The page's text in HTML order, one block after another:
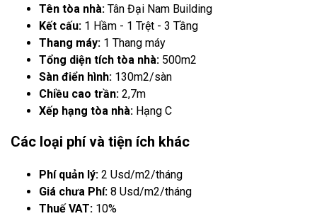
Tên tòa nhà: Tân Đại Nam Building
Kết cấu: 1 Hầm - 1 Trệt - 3 Tầng
Thang máy: 1 Thang máy
Tổng diện tích tòa nhà: 500m2
Sàn điển hình: 130m2/sàn
Chiều cao trần: 2,7m
Xếp hạng tòa nhà: Hạng C
Các loại phí và tiện ích khác
Phí quản lý: 2 Usd/m2/tháng
Giá chưa Phí: 8 Usd/m2/tháng
Thuế VAT: 10%